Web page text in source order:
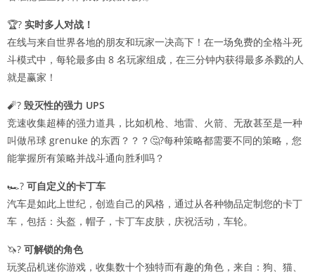
🏆? 实时多人对战！
在线与来自世界各地的朋友和玩家一决高下！在一场免费的全格斗死
斗模式中，每轮最多由 8 名玩家组成，在三分钟内获得最多杀戮的人
就是赢家！
🧨? 毁灭性的强力 UPS
竞速收集超棒的强力道具，比如机枪、地雷、火箭、无敌甚至是一种
叫做吊球 grenuke 的东西？？？🤔?每种策略都需要不同的策略，您
能掌握所有策略并战斗通向胜利吗？
🏎? 可自定义的卡丁车
汽车是如此上世纪，创造自己的风格，通过从各种物品定制您的卡丁
车，包括：头盔，帽子，卡丁车皮肤，庆祝活动，车轮。
🦄? 可解锁的角色
玩奖品机迷你游戏，收集数十个独特而有趣的角色，来自：狗、猫、